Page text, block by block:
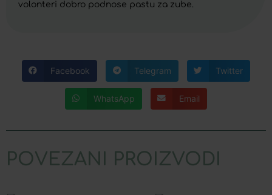
volonteri dobro podnose pastu za zube.
Facebook Telegram Twitter
WhatsApp Email
POVEZANI PROIZVODI